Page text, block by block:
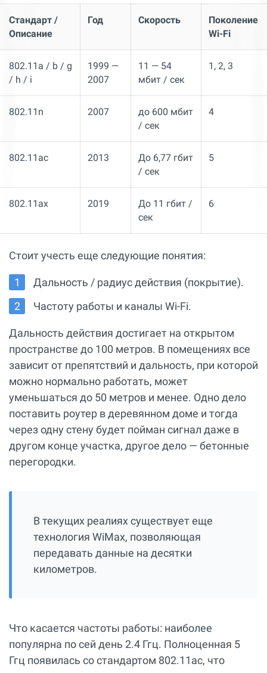
Стандарт /
Описание
Год Скорость
Поколение
Wi-Fi
802.11a / b / g
/ h / i
1999 —
2007
11 — 54
мбит / сек
1, 2, 3
802.11n 2007
до 600 мбит
/ сек
4
802.11ac 2013
До 6,77 гбит
/ сек
5
802.11ax 2019
До 11 гбит /
сек
6
Стоит учесть еще следующие понятия:
Дальность / радиус действия (покрытие).
Частоту работы и каналы Wi-Fi.
Дальность действия достигает на открытом
пространстве до 100 метров. В помещениях все
зависит от препятствий и дальность, при которой
можно нормально работать, может
уменьшаться до 50 метров и менее. Одно дело
поставить роутер в деревянном доме и тогда
через одну стену будет пойман сигнал даже в
другом конце участка, другое дело — бетонные
перегородки.
В текущих реалиях существует еще
технология WiMax, позволяющая
передавать данные на десятки
километров.
Что касается частоты работы: наиболее
популярна по сей день 2.4 Ггц. Полноценная 5
Ггц появилась со стандартом 802.11ac, что